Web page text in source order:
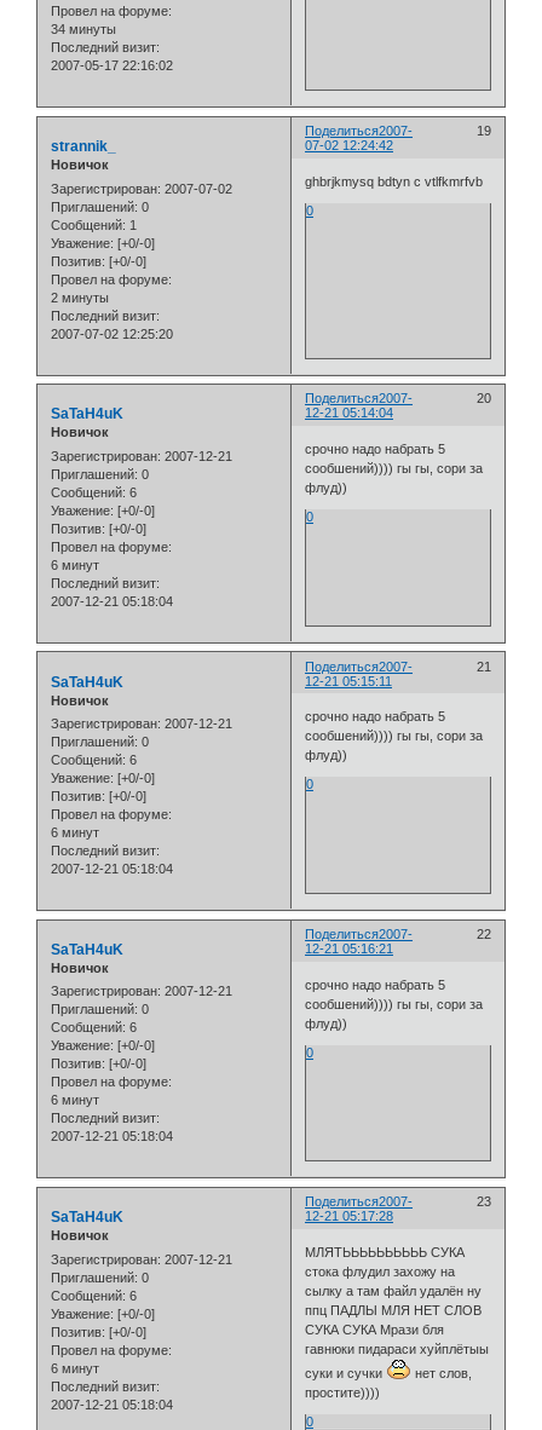
Провел на форуме:
34 минуты
Последний визит:
2007-05-17 22:16:02
Поделиться 19
2007-
07-02 12:24:42
strannik_
Новичок
Зарегистрирован: 2007-07-02
Приглашений: 0
Сообщений: 1
Уважение: [+0/-0]
Позитив: [+0/-0]
Провел на форуме:
2 минуты
Последний визит:
2007-07-02 12:25:20
ghbrjkmysq bdtyn c vtlfkmrfvb
0
Поделиться 20
2007-
12-21 05:14:04
SaTaH4uK
Новичок
Зарегистрирован: 2007-12-21
Приглашений: 0
Сообщений: 6
Уважение: [+0/-0]
Позитив: [+0/-0]
Провел на форуме:
6 минут
Последний визит:
2007-12-21 05:18:04
срочно надо набрать 5
сообшений)))) гы гы, сори за
флуд))
0
Поделиться 21
2007-
12-21 05:15:11
SaTaH4uK
Новичок
Зарегистрирован: 2007-12-21
Приглашений: 0
Сообщений: 6
Уважение: [+0/-0]
Позитив: [+0/-0]
Провел на форуме:
6 минут
Последний визит:
2007-12-21 05:18:04
срочно надо набрать 5
сообшений)))) гы гы, сори за
флуд))
0
Поделиться 22
2007-
12-21 05:16:21
SaTaH4uK
Новичок
Зарегистрирован: 2007-12-21
Приглашений: 0
Сообщений: 6
Уважение: [+0/-0]
Позитив: [+0/-0]
Провел на форуме:
6 минут
Последний визит:
2007-12-21 05:18:04
срочно надо набрать 5
сообшений)))) гы гы, сори за
флуд))
0
Поделиться 23
2007-
12-21 05:17:28
SaTaH4uK
Новичок
Зарегистрирован: 2007-12-21
Приглашений: 0
Сообщений: 6
Уважение: [+0/-0]
Позитив: [+0/-0]
Провел на форуме:
6 минут
Последний визит:
2007-12-21 05:18:04
МЛЯТЬЬЬЬЬЬЬЬЬЬ СУКА
стока флудил захожу на
сылку а там файл удалён ну
ппц ПАДЛЫ МЛЯ НЕТ СЛОВ
СУКА СУКА Мрази бля
гавнюки пидараси хуйплётыы
суки и сучки
нет слов,
простите))))
0